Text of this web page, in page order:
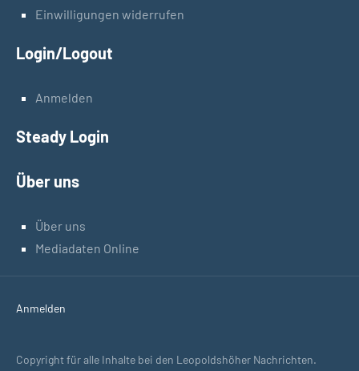
Einwilligungen widerrufen
Login/Logout
Anmelden
Steady Login
Über uns
Über uns
Mediadaten Online
Anmelden
Copyright für alle Inhalte bei den Leopoldshöher Nachrichten.